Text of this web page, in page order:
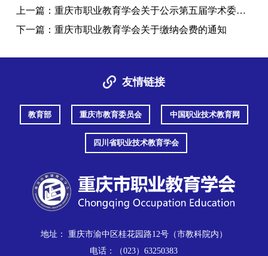
上一篇： 重庆市职业教育学会关于公示第五届学术委员会成员名单的通知
下一篇： 重庆市职业教育学会关于缴纳会费的通知
友情链接
教育部 重庆市教育委员会 中国职业技术教育网
四川省职业技术教育学会
地址： 重庆市渝中区桂花园路12号（市教科院内）
电话：（023）63250383